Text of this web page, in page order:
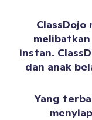
ClassDojo
instan.
dan anak
Yang